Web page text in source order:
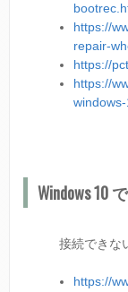
https://
repair-
https://
https://
Windows 10
接続できな
https://